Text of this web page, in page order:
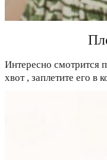
Интересно смотрится
хвот , заплетите его в